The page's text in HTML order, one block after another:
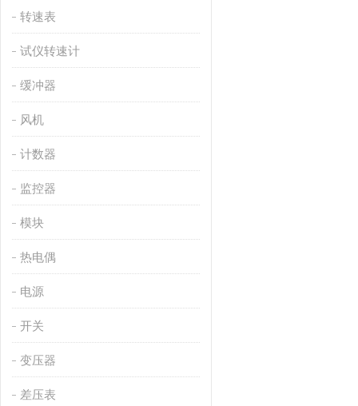
转速表
试仪转速计
缓冲器
风机
计数器
监控器
模块
热电偶
电源
开关
变压器
差压表